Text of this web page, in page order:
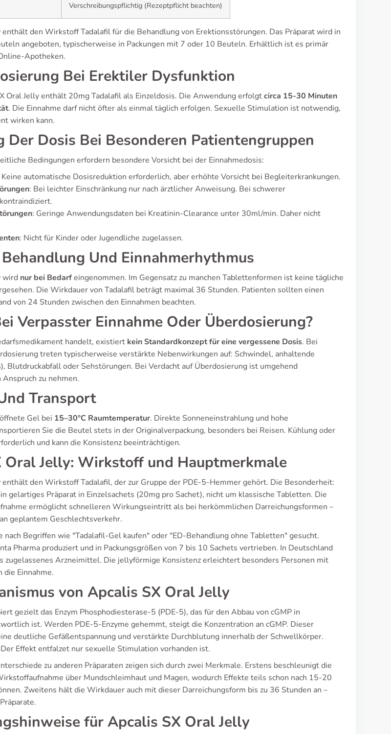
Verschreibungspflichtig (Rezeptpflicht beachten)
enthält den Wirkstoff Tadalafil für die Behandlung von Erektionsstörungen. Das Präparat wird in
angeboten, typischerweise in Packungen mit 7 oder 10 Beuteln. Erhältlich ist es primär
Apotheken.
Bei Erektiler Dysfunktion
Oral Jelly enthält 20mg Tadalafil als Einzeldosis. Die Anwendung erfolgtcirca 15-30 Minuten
. Die Einnahme darf nicht öfter als einmal täglich erfolgen. Sexuelle Stimulation ist notwendig,
wirken kann.
Der Dosis Bei Besonderen Patientengruppen
Bedingungen erfordern besondere Vorsicht bei der Einnahmedosis:
Keine automatische Dosisreduktion erforderlich, aber erhöhte Vorsicht bei Begleiterkrankungen.
: Bei leichter Einschränkung nur nach ärztlicher Anweisung. Bei schwerer
: Geringe Anwendungsdaten bei Kreatinin-Clearance unter 30ml/min. Daher nicht
: Nicht für Kinder oder Jugendliche zugelassen.
Und Einnahmerhythmus
wird nur bei Bedarfeingenommen. Im Gegensatz zu manchen Tablettenformen ist keine tägliche
Die Wirkdauer von Tadalafil beträgt maximal 36 Stunden. Patienten sollten einen
von 24 Stunden zwischen den Einnahmen beachten.
Verpasster Einnahme Oder Überdosierung?
handelt, existiert kein Standardkonzept für eine vergessene Dosis. Bei
treten typischerweise verstärkte Nebenwirkungen auf: Schwindel, anhaltende
Blutdruckabfall oder Sehstörungen. Bei Verdacht auf Überdosierung ist umgehend
zu nehmen.
Transport
Gel bei 15–30°C Raumtemperatur. Direkte Sonneneinstrahlung und hohe
Sie die Beutel stets in der Originalverpackung, besonders bei Reisen. Kühlung oder
und kann die Konsistenz beeinträchtigen.
Oral Jelly: Wirkstoff und Hauptmerkmale
enthält den Wirkstoff Tadalafil, der zur Gruppe der PDE-5-Hemmer gehört. Die Besonderheit:
gelartiges Präparat in Einzelsachets (20mg pro Sachet), nicht um klassische Tabletten. Die
ermöglicht schnelleren Wirkungseintritt als bei herkömmlichen Darreichungsformen –
geplantem Geschlechtsverkehr.
nach Begriffen wie "Tadalafil-Gel kaufen" oder "ED-Behandlung ohne Tabletten" gesucht.
Pharma produziert und in Packungsgrößen von 7 bis 10 Sachets vertrieben. In Deutschland
zugelassenes Arzneimittel. Die jellyförmige Konsistenz erleichtert besonders Personen mit
die Einnahme.
von Apcalis SX Oral Jelly
gezielt das Enzym Phosphodiesterase-5 (PDE-5), das für den Abbau von cGMP in
ist. Werden PDE-5-Enzyme gehemmt, steigt die Konzentration an cGMP. Dieser
deutliche Gefäßentspannung und verstärkte Durchblutung innerhalb der Schwellkörper.
Effekt entfalzet nur sexuelle Stimulation vorhanden ist.
zu anderen Präparaten zeigen sich durch zwei Merkmale. Erstens beschleunigt die
über Mundschleimhaut und Magen, wodurch Effekte teils schon nach 15-20
Zweitens hält die Wirkdauer auch mit dieser Darreichungsform bis zu 36 Stunden an –
für Apcalis SX Oral Jelly